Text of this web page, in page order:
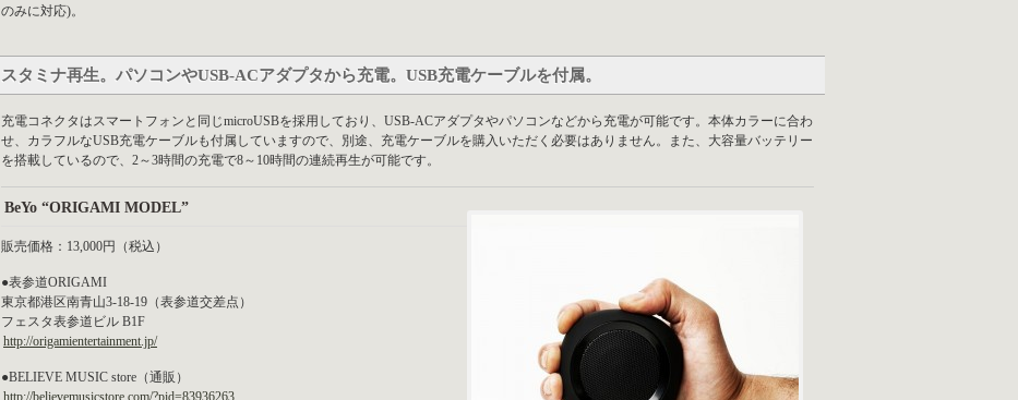
のみに対応)。
スタミナ再生。パソコンやUSB-ACアダプタから充電。USB充電ケーブルを付属。
充電コネクタはスマートフォンと同じmicroUSBを採用しており、USB-ACアダプタやパソコンなどから充電が可能です。本体カラーに合わ
せ、カラフルなUSB充電ケーブルも付属していますので、別途、充電ケーブルを購入いただく必要はありません。また、大容量バッテリー
を搭載しているので、2～3時間の充電で8～10時間の連続再生が可能です。
BeYo “ORIGAMI MODEL”
販売価格：13,000円（税込）
●表参道ORIGAMI
東京都港区南青山3-18-19（表参道交差点）
フェスタ表参道ビル B1F
http://origamientertainment.jp/
●BELIEVE MUSIC store（通販）
http://believemusicstore.com/?pid=83936263